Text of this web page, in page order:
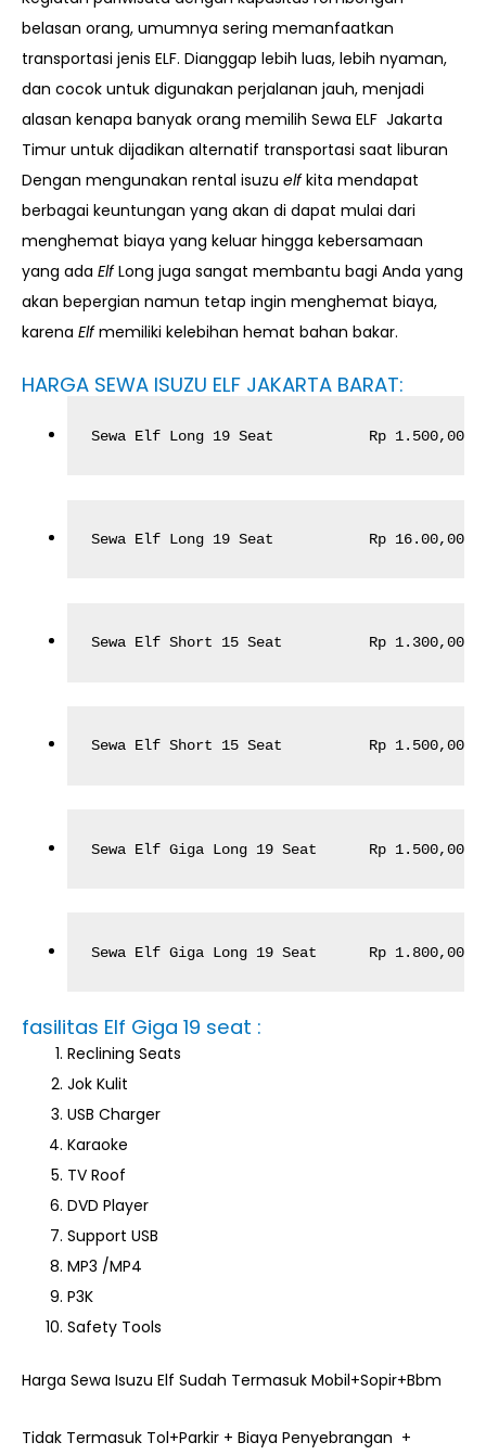
belasan orang, umumnya sering memanfaatkan
transportasi jenis ELF. Dianggap lebih luas, lebih nyaman,
dan cocok untuk digunakan perjalanan jauh, menjadi
alasan kenapa banyak orang memilih Sewa ELF Jakarta
Timur untuk dijadikan alternatif transportasi saat liburan
Dengan mengunakan rental isuzu elfkita mendapat
berbagai keuntungan yang akan di dapat mulai dari
menghemat biaya yang keluar hingga kebersamaan
yang ada ElfLong juga sangat membantu bagi Anda yang
akan bepergian namun tetap ingin menghemat biaya,
karena Elfmemiliki kelebihan hemat bahan bakar.
HARGA SEWA ISUZU ELF JAKARTA BARAT:
Sewa Elf Long 19 Seat           Rp
Sewa Elf Long 19 Seat           Rp
Sewa Elf Short 15 Seat          Rp
Sewa Elf Short 15 Seat          Rp
Sewa Elf Giga Long 19 Seat      Rp
Sewa Elf Giga Long 19 Seat      Rp
fasilitas Elf Giga 19 seat :
Reclining Seats
Jok Kulit
USB Charger
Karaoke
TV Roof
DVD Player
Support USB
MP3 /MP4
P3K
Safety Tools
Harga Sewa Isuzu Elf Sudah Termasuk Mobil+Sopir+Bbm
Tidak Termasuk Tol+Parkir + Biaya Penyebrangan +